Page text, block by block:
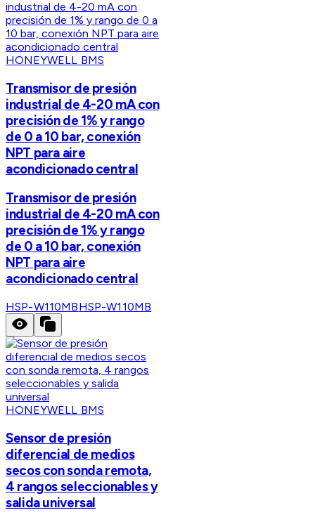
HONEYWELL BMS
Transmisor de presión
industrial de 4-20 mA con
precisión de 1% y rango
de 0 a 10 bar, conexión
NPT para aire
acondicionado central
Transmisor de presión
industrial de 4-20 mA con
precisión de 1% y rango
de 0 a 10 bar, conexión
NPT para aire
acondicionado central
HSP-W110MBHSP-W110MB
HONEYWELL BMS
Sensor de presión
diferencial de medios
secos con sonda remota,
4 rangos seleccionables y
salida universal